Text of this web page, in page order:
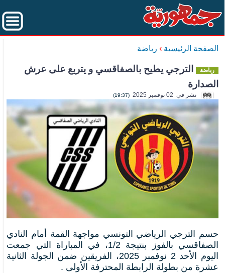
الصفحة الرئيسية › رياضة
رياضة الترجي يطيح بالصفاقسي و يتربع على عرش
الصدارة
نشر في 02 نوفمبر 2025 (19:37)
حسم الترجي الرياضي التونسي مواجهة القمة أمام النادي
الصفاقسي بالفوز بنتيجة 1/2، في المباراة التي جمعت
اليوم الأحد 2 نوفمبر 2025، الفريقين ضمن الجولة الثانية
عشرة من بطولة الرابطة المحترفة الأولى .